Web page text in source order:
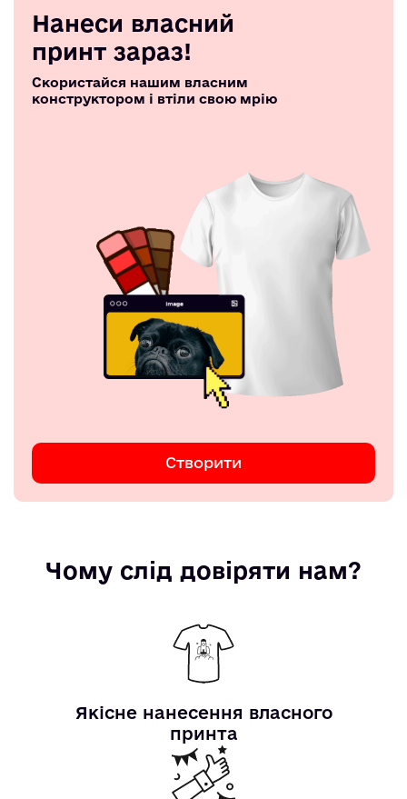
Нанеси власний
принт зараз!
Скористайся нашим власним
конструктором і втіли свою мрію
Створити
Чому слід довіряти нам?
Якісне нанесення власного
принта